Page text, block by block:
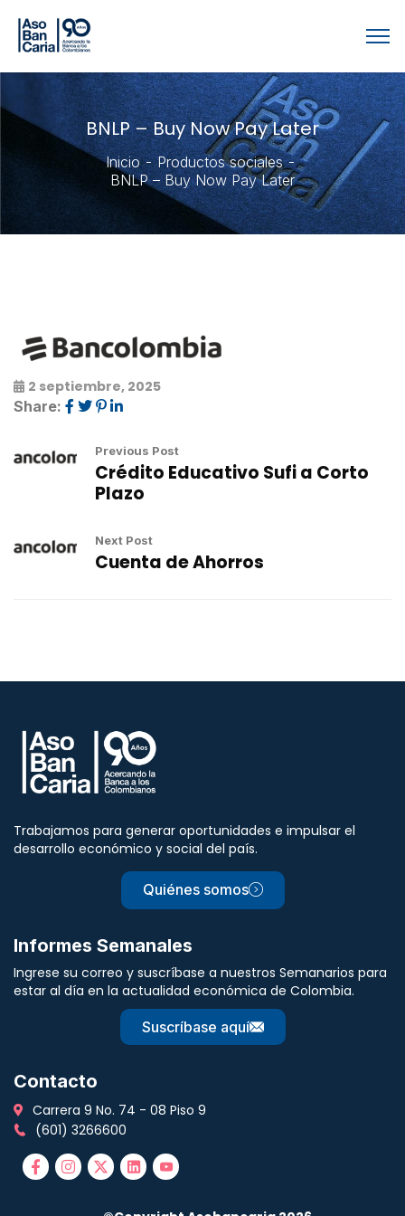
BNLP – Buy Now Pay Later
Inicio
Productos sociales
BNLP – Buy Now Pay Later
2 septiembre, 2025
Share:
Previous Post
Crédito Educativo Sufi a Corto
Plazo
Next Post
Cuenta de Ahorros
Trabajamos para generar oportunidades e impulsar el
desarrollo económico y social del país.
Quiénes somos
Informes Semanales
Ingrese su correo y suscríbase a nuestros Semanarios para
estar al día en la actualidad económica de Colombia.
Suscríbase aquí
Contacto
Carrera 9 No. 74 - 08 Piso 9
(601) 3266600